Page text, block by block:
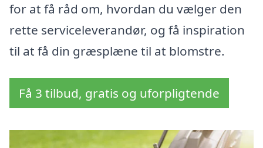
for at få råd om, hvordan du vælger den
rette serviceleverandør, og få inspiration
til at få din græsplæne til at blomstre.
Få 3 tilbud, gratis og uforpligtende